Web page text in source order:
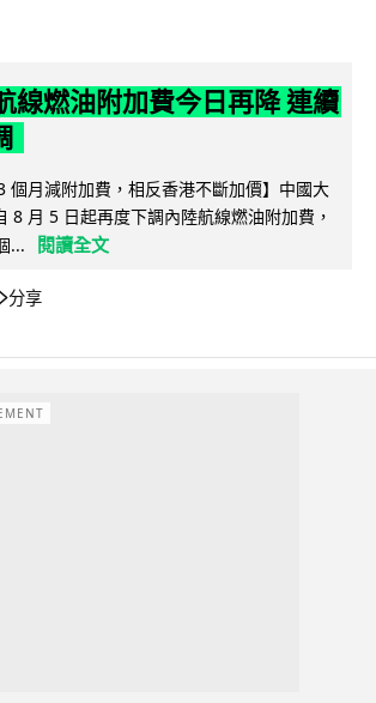
線燃油附加費今日再降 連續
個月減附加費，相反香港不斷加價】中國大
8 月 5 日起再度下調內陸航線燃油附加費，
...
閱讀全文
分享